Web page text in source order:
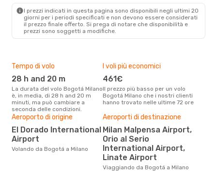
I prezzi indicati in questa pagina sono disponibili negli ultimi 20
giorni per i periodi specificati e non devono essere considerati
il ​​prezzo finale offerto. Si prega di notare che disponibilità e
prezzi sono soggetti a modifiche.
Tempo di volo
28 h and 20 m
La durata del volo Bogotá Milano
è, in media, di 28 h and 20 m
minuti, ma può cambiare a
seconda delle condizioni.
I voli più economici
461€
Il prezzo più basso per un volo
Bogotá Milano che i nostri clienti
hanno trovato nelle ultime 72 ore
Aeroporto di origine
El Dorado International
Airport
Volando da Bogotá a Milano
Aeroporti di destinazione
Milan Malpensa Airport,
Orio al Serio
International Airport,
Linate Airport
Viaggiando da Bogotá a Milano